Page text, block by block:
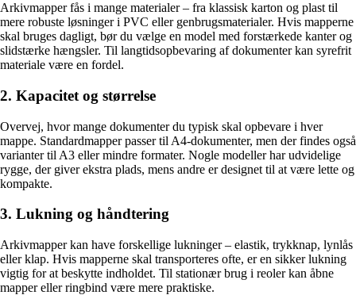
Arkivmapper fås i mange materialer – fra klassisk karton og plast til
mere robuste løsninger i PVC eller genbrugsmaterialer. Hvis mapperne
skal bruges dagligt, bør du vælge en model med forstærkede kanter og
slidstærke hængsler. Til langtidsopbevaring af dokumenter kan syrefrit
materiale være en fordel.
2. Kapacitet og størrelse
Overvej, hvor mange dokumenter du typisk skal opbevare i hver
mappe. Standardmapper passer til A4-dokumenter, men der findes også
varianter til A3 eller mindre formater. Nogle modeller har udvidelige
rygge, der giver ekstra plads, mens andre er designet til at være lette og
kompakte.
3. Lukning og håndtering
Arkivmapper kan have forskellige lukninger – elastik, trykknap, lynlås
eller klap. Hvis mapperne skal transporteres ofte, er en sikker lukning
vigtig for at beskytte indholdet. Til stationær brug i reoler kan åbne
mapper eller ringbind være mere praktiske.